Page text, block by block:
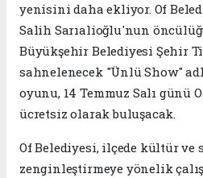
yenisini daha ekliyor. Of
Salih Sarıalioğlu'nun
Büyükşehir Belediyesi Şehir
sahnelenecek "Ünlü Show"
oyunu, 14 Temmuz Salı günü
ücretsiz olarak buluşacak.
Of Belediyesi, ilçede kültür ve
zenginleştirmeye yönelik